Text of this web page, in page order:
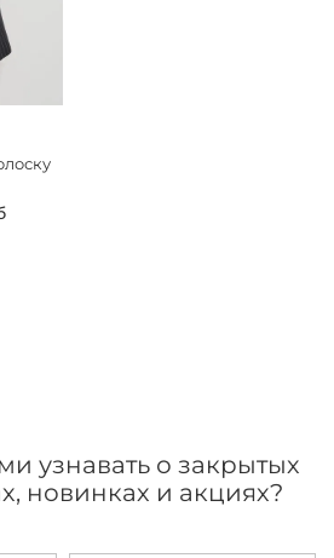
узнавать о закрытых
новинках и акциях?